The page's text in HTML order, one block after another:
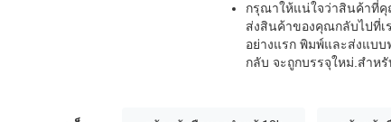
กรุณาให้แน่ใจว่าสินค้าที่
ส่งสินค้าของคุณกลับไปที่เ
อย่างแรก พิมพ์และส่งแบ
กลับ จะถูกบรรจุใหม่. สําห